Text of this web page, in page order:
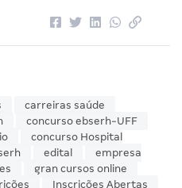
carreiras saúde
concurso ebserh-UFF
concurso Hospital
edital
empresa
gran cursos online
Inscrições Abertas